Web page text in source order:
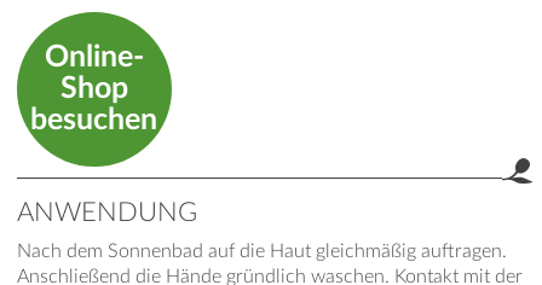
Online-
Shop
besuchen
ANWENDUNG
Nach dem Sonnenbad auf die Haut gleichmäßig auftragen.
Anschließend die Hände gründlich waschen. Kontakt mit der